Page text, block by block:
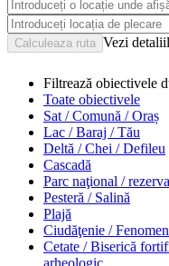
Vezi
Filtrează obiectivele
Toate obiectivele
Sat / Comună / Oraș
Lac / Baraj / Tău
Deltă / Chei / Defileu
Cascadă
Parc naţional /
Pesteră / Salină
Plajă
Ciudăţenie /
Cetate / Biserică
arheologic